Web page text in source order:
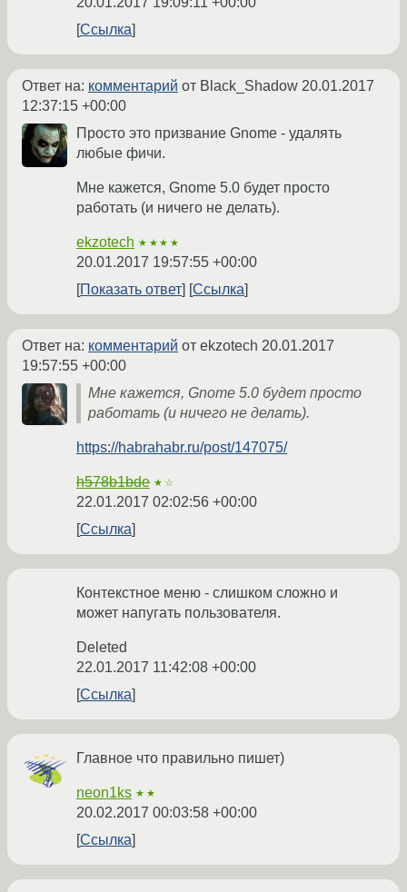
Ссылка
Ответ на: комментарий от Black_Shadow 20.01.2017
12:37:15 +00:00
Просто это призвание Gnome - удалять
любые фичи.
Мне кажется, Gnome 5.0 будет просто
работать (и ничего не делать).
ekzotech ★★★★
20.01.2017 19:57:55 +00:00
Показать ответ
Ссылка
Ответ на: комментарий от ekzotech 20.01.2017
19:57:55 +00:00
Мне кажется, Gnome 5.0 будет просто
работать (и ничего не делать).
https://habrahabr.ru/post/147075/
h578b1bde ★☆
22.01.2017 02:02:56 +00:00
Ссылка
Контекстное меню - слишком сложно и
может напугать пользователя.
Deleted
22.01.2017 11:42:08 +00:00
Ссылка
Главное что правильно пишет)
neon1ks ★★
20.02.2017 00:03:58 +00:00
Ссылка